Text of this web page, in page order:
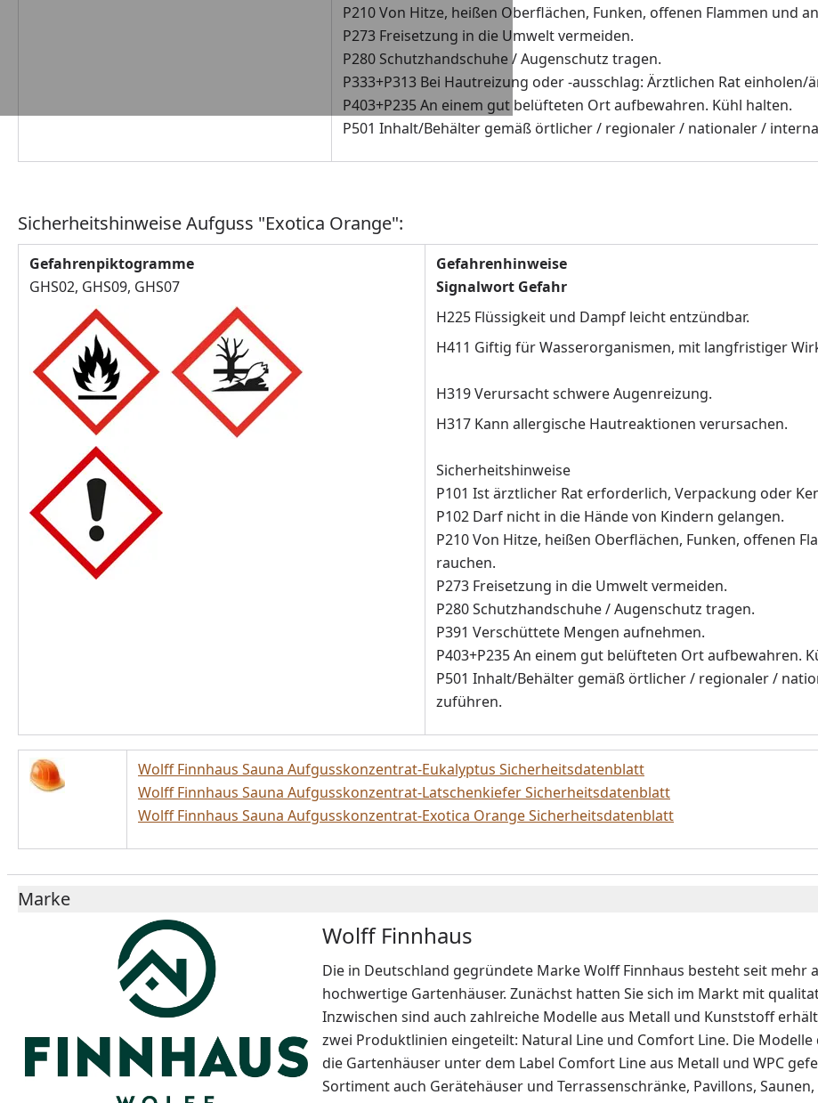
P210 Von Hitze, heißen Oberflächen, Funken, offenen Flammen und
P273 Freisetzung in die Umwelt vermeiden.
P280 Schutzhandschuhe / Augenschutz tragen.
P333+P313 Bei Hautreizung oder -ausschlag: Ärztlichen Rat
P403+P235 An einem gut belüfteten Ort aufbewahren. Kühl halten.
P501 Inhalt/Behälter gemäß örtlicher / regionaler / nationaler /
Sicherheitshinweise Aufguss "Exotica Orange":
Gefahrenpiktogramme
GHS02, GHS09, GHS07
Gefahrenhinweise
Signalwort Gefahr
H225 Flüssigkeit und Dampf leicht entzündbar.
H411 Giftig für Wasserorganismen, mit langfristiger
H319 Verursacht schwere Augenreizung.
H317 Kann allergische Hautreaktionen verursachen.
Sicherheitshinweise
P101 Ist ärztlicher Rat erforderlich, Verpackung oder
P102 Darf nicht in die Hände von Kindern gelangen.
P210 Von Hitze, heißen Oberflächen, Funken, offenen
rauchen.
P273 Freisetzung in die Umwelt vermeiden.
P280 Schutzhandschuhe / Augenschutz tragen.
P391 Verschüttete Mengen aufnehmen.
P403+P235 An einem gut belüfteten Ort aufbewahren.
P501 Inhalt/Behälter gemäß örtlicher / regionaler /
zuführen.
Wolff Finnhaus Sauna Aufgusskonzentrat-Eukalyptus Sicherheitsdatenblatt
Wolff Finnhaus Sauna Aufgusskonzentrat-Latschenkiefer Sicherheitsdatenblatt
Wolff Finnhaus Sauna Aufgusskonzentrat-Exotica Orange Sicherheitsdatenblatt
Marke
Wolff Finnhaus
Die in Deutschland gegründete Marke Wolff Finnhaus besteht seit mehr
hochwertige Gartenhäuser. Zunächst hatten Sie sich im Markt mit
Inzwischen sind auch zahlreiche Modelle aus Metall und Kunststoff
zwei Produktlinien eingeteilt: Natural Line und Comfort Line. Die
die Gartenhäuser unter dem Label Comfort Line aus Metall und WPC
Sortiment auch Gerätehäuser und Terrassenschränke, Pavillons,